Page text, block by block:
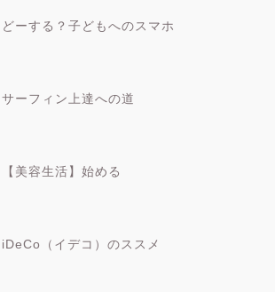
どーする？子どもへのスマホ
サーフィン上達への道
【美容生活】始める
iDeCo（イデコ）のススメ